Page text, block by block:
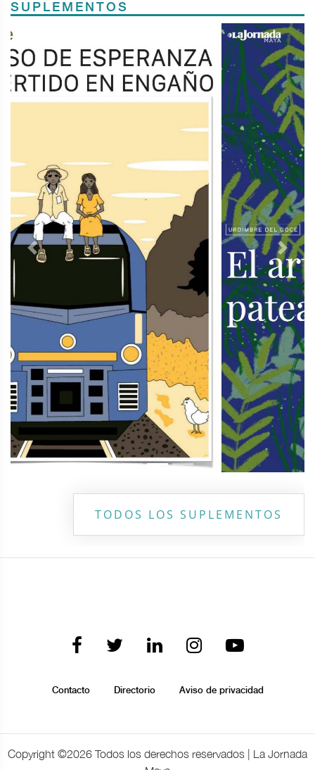
SUPLEMENTOS
Previous Next
TODOS LOS SUPLEMENTOS
Contacto Directorio Aviso de privacidad
Copyright ©2026 Todos los derechos reservados | La Jornada